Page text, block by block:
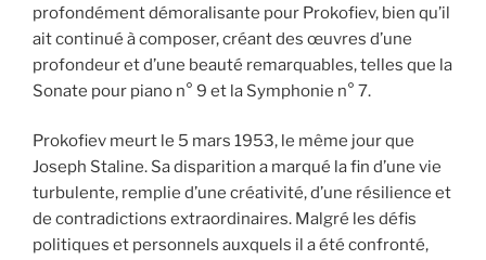
profondément démoralisante pour Prokofiev, bien qu’il
ait continué à composer, créant des œuvres d’une
profondeur et d’une beauté remarquables, telles que la
Sonate pour piano n° 9 et la Symphonie n° 7.
Prokofiev meurt le 5 mars 1953, le même jour que
Joseph Staline. Sa disparition a marqué la fin d’une vie
turbulente, remplie d’une créativité, d’une résilience et
de contradictions extraordinaires. Malgré les défis
politiques et personnels auxquels il a été confronté,